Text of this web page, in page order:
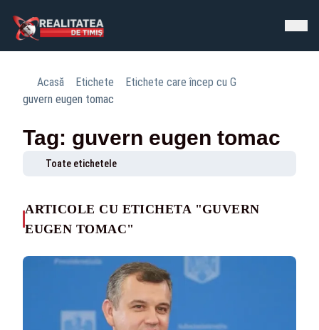
Acasă Etichete
Etichete care încep cu G
guvern eugen tomac
Tag: guvern eugen tomac
Toate etichetele
ARTICOLE CU ETICHETA "GUVERN
EUGEN TOMAC"